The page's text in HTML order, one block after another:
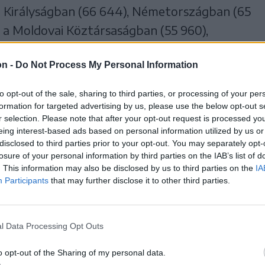
- Do Not Process My Personal Information
opt-out of the sale, sharing to third parties, or processing of your
for targeted advertising by us, please use the below opt-out
selection. Please note that after your opt-out request is processed
interest-based ads based on personal information utilized by us
to third parties prior to your opt-out. You may separately
of your personal information by third parties on the IAB’s list of
This information may also be disclosed by us to third parties on the
Participants that may further disclose it to other third parties.
Data Processing Opt Outs
opt-out of the Sharing of my personal data.
(66 644), Németországban (65
Moldovai Köztársaságban (55 960),
tartózkodó román állampolgárok
hogy külföldre szól-e a lakhelyük vagy
óráig 223 320-an szavaztak külföldön.